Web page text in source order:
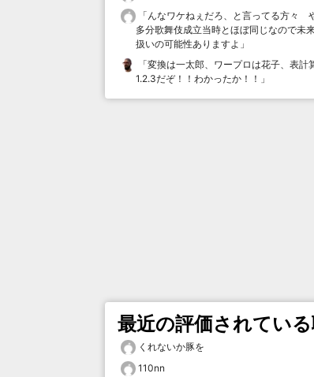
「 んなワケねぇだろ、と言ってる方々
多分歌舞伎成立当時とほぼ同じなので未
扱いの可能性ありますよ 」
「変換は一太郎、ワープロは花子、表計
1.2.3だぞ！！わかったか！！ 」
最近の評価されている
くれないか豚を
110nn